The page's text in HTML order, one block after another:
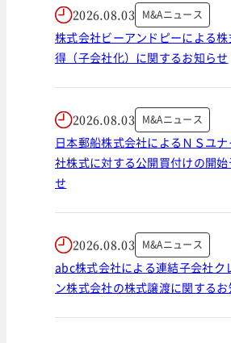
2026.08.03 M&Aニュース
株式会社ビーアンドピーによる
得（子会社化）に関するお知らせ
2026.08.03 M&Aニュース
日本郵船株式会社によるＮＳユ
社株式に対する公開買付けの開
せ
2026.08.03 M&Aニュース
abc株式会社による連結子会社ク
ン株式会社の株式譲渡に関するお